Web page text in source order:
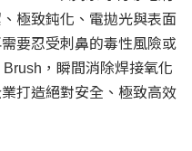
極致鈍化、電拋光與表面
要忍受刺鼻的毒性風險或
，瞬間消除焊接氧化
打造絕對安全、極致高效